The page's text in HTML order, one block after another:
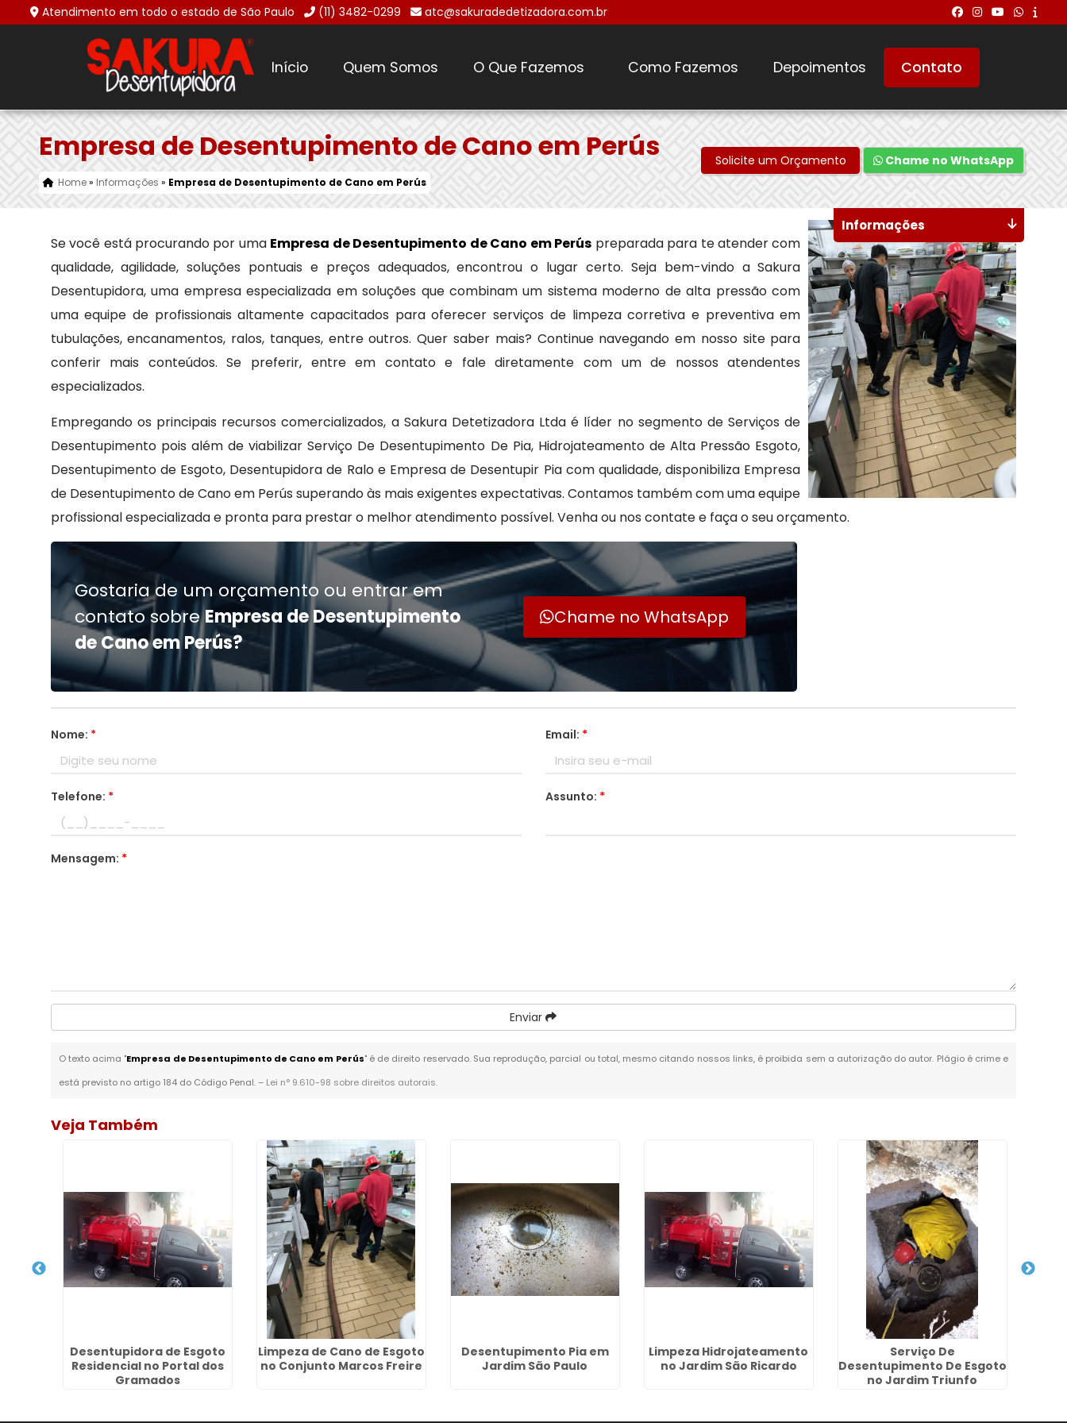
Atendimento em todo o estado de São Paulo (11) 3482-0299 atc@sakuradedetizadora.com.br
Início Quem Somos O Que Fazemos Como Fazemos Depoimentos Contato
Empresa de Desentupimento de Cano em Perús
Home» Informações » Empresa de Desentupimento de Cano em Perús
Solicite um Orçamento Chame no WhatsApp
Se você está procurando por uma Empresa de Desentupimento de Cano em Perús preparada para te atender com
qualidade, agilidade, soluções pontuais e preços adequados, encontrou o lugar certo. Seja bem-vindo a Sakura
Desentupidora, uma empresa especializada em soluções que combinam um sistema moderno de alta pressão com
uma equipe de profissionais altamente capacitados para oferecer serviços de limpeza corretiva e preventiva em
tubulações, encanamentos, ralos, tanques, entre outros. Quer saber mais? Continue navegando em nosso site para
conferir mais conteúdos. Se preferir, entre em contato e fale diretamente com um de nossos atendentes
especializados.
Empregando os principais recursos comercializados, a Sakura Detetizadora Ltda é líder no segmento de Serviços de
Desentupimento pois além de viabilizar Serviço De Desentupimento De Pia, Hidrojateamento de Alta Pressão Esgoto,
Desentupimento de Esgoto, Desentupidora de Ralo e Empresa de Desentupir Pia com qualidade, disponibiliza Empresa
de Desentupimento de Cano em Perús superando às mais exigentes expectativas. Contamos também com uma equipe
profissional especializada e pronta para prestar o melhor atendimento possível. Venha ou nos contate e faça o seu orçamento.
Gostaria de um orçamento ou entrar em
contato sobreEmpresa de Desentupimento
de Cano em Perús?
Chame no WhatsApp
Nome: * Email: *
Telefone: * Assunto: *
Mensagem: *
Enviar
O texto acima "Empresa de Desentupimento de Cano em Perús" é de direito reservado. Sua reprodução, parcial ou total, mesmo citando nossos links, é proibida sem a autorização do autor. Plágio é crime e
está previsto no artigo 184 do Código Penal. – Lei n° 9.610-98 sobre direitos autorais.
Informações
Veja Também
Desentupidora de Esgoto
Residencial no Portal dos
Gramados
Limpeza de Cano de Esgoto
no Conjunto Marcos Freire
Desentupimento Pia em
Jardim São Paulo
Limpeza Hidrojateamento
no Jardim São Ricardo
Serviço De
Desentupimento De Esgoto
no Jardim Triunfo